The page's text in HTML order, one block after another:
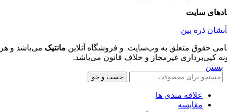
سایت
حقوق متعلق به وب‌سایت و فروشگاه‌ آنلاین مانتیک می‌باشد و هر
کپی‌برداری غیرمجاز و خلاف قانون می‌باشد.
بستن
جست و جو
علاقه مندی ها
مقایسه